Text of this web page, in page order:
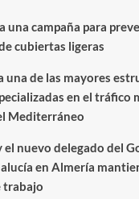
una campaña para
cubiertas ligeras
una de las mayores
en el tráfico
Mediterráneo
el nuevo delegado del
en Almería
trabajo